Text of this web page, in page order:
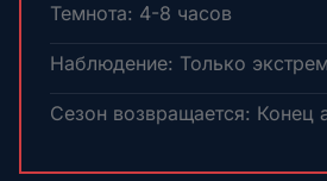
Темнота: 4-8 часов
Наблюдение: Только
Сезон возвращается: Конец